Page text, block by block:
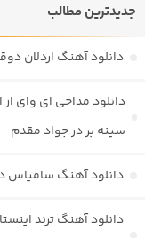
جدیدترین مطالب
دانلود آهنگ اردلان
دانلود مداحی ای وای
سینه بر در جواد مقدم
دانلود آهنگ سامیاس
دانلود آهنگ ترند